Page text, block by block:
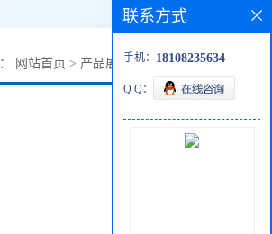
网站首页 > 产品展厅 >154947-66-7
联系方式
手机： 18108235634
Q Q：